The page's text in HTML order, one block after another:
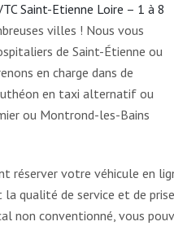
Saint-Etienne Loire – 1 à 8
villes ! Nous vous
de Saint-Étienne ou
en charge dans de
en taxi alternatif ou
ou Montrond-les-Bains
réserver votre véhicule en
qualité de service et de
non conventionné, vous